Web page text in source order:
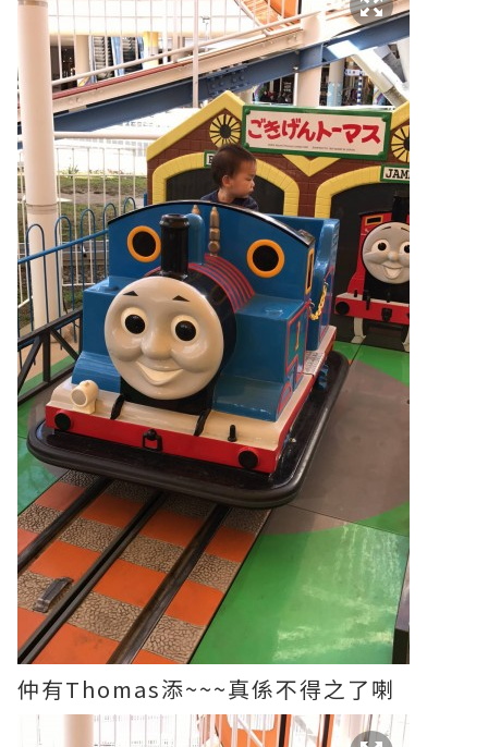
仲有Thomas添~~~真係不得之了喇